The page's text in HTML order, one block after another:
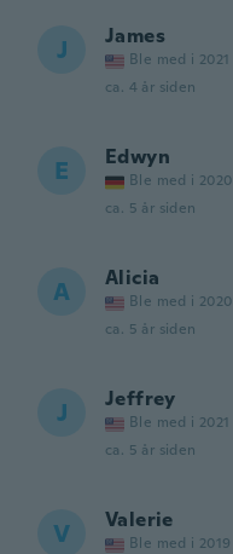
J James
Ble med i 2021
ca. 4 år siden
E Edwyn
Ble med i 2020
ca. 5 år siden
A Alicia
Ble med i 2020
ca. 5 år siden
J Jeffrey
Ble med i 2021
ca. 5 år siden
V Valerie
Ble med i 2019